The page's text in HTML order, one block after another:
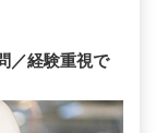
／経験重視で